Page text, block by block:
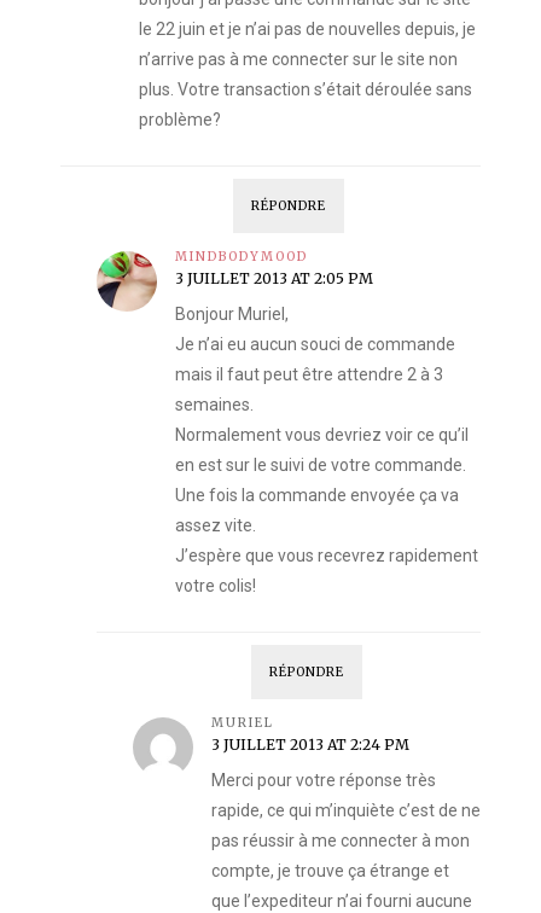
le 22 juin et je n’ai pas de nouvelles depuis, je
n’arrive pas à me connecter sur le site non
plus. Votre transaction s’était déroulée sans
problème?
RÉPONDRE
MINDBODYMOOD
3 JUILLET 2013 AT 2:05 PM
Bonjour Muriel,
Je n’ai eu aucun souci de commande
mais il faut peut être attendre 2 à 3
semaines.
Normalement vous devriez voir ce qu’il
en est sur le suivi de votre commande.
Une fois la commande envoyée ça va
assez vite.
J’espère que vous recevrez rapidement
votre colis!
RÉPONDRE
MURIEL
3 JUILLET 2013 AT 2:24 PM
Merci pour votre réponse très
rapide, ce qui m’inquiète c’est de ne
pas réussir à me connecter à mon
compte, je trouve ça étrange et
que l’expediteur n’ai fourni aucune